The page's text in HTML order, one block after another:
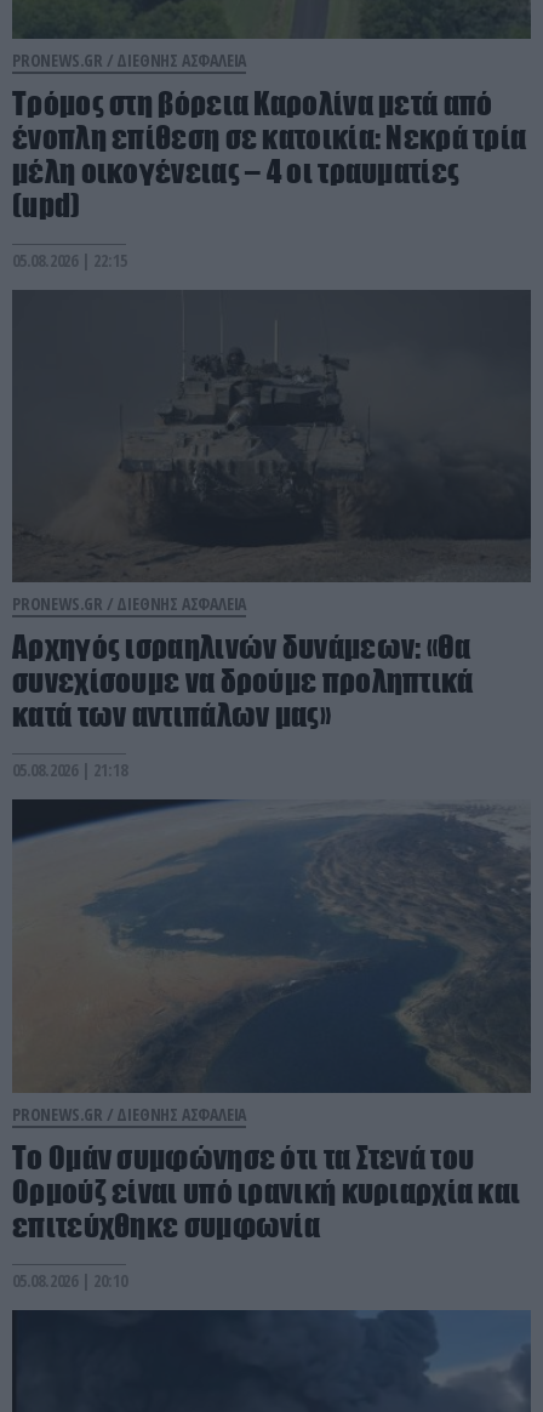
PRONEWS.GR / ΔΙΕΘΝΗΣ ΑΣΦΑΛΕΙΑ
Τρόμος στη βόρεια Καρολίνα μετά από
ένοπλη επίθεση σε κατοικία: Νεκρά τρία
μέλη οικογένειας – 4 οι τραυματίες
(upd)
05.08.2026 | 22:15
PRONEWS.GR / ΔΙΕΘΝΗΣ ΑΣΦΑΛΕΙΑ
Αρχηγός ισραηλινών δυνάμεων: «Θα
συνεχίσουμε να δρούμε προληπτικά
κατά των αντιπάλων μας»
05.08.2026 | 21:18
PRONEWS.GR / ΔΙΕΘΝΗΣ ΑΣΦΑΛΕΙΑ
Το Ομάν συμφώνησε ότι τα Στενά του
Ορμούζ είναι υπό ιρανική κυριαρχία και
επιτεύχθηκε συμφωνία
05.08.2026 | 20:10